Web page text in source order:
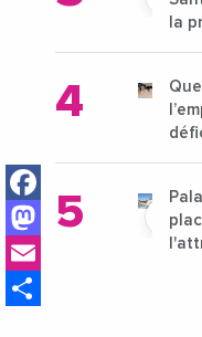
Facebook
Mastodon
la